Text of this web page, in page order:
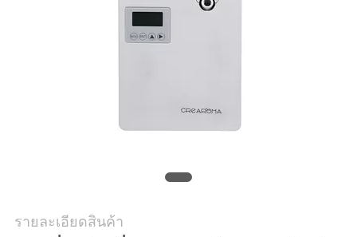
รายละเอียดสินค้า